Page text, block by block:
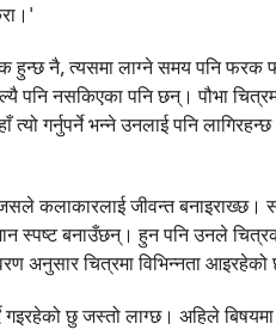
हुन्छ नै, त्यसमा लाग्ने समय पनि फरक
पनि नसकिएका पनि छन्। पौभा
त्यो गर्नुपर्ने भन्ने उनलाई पनि
कलाकारलाई जीवन्त बनाइराख्छ।
स्पष्ट बनाउँछन्। हुन पनि उनले
अनुसार चित्रमा विभिन्नता आइरहेको
छु जस्तो लाग्छ। अहिले